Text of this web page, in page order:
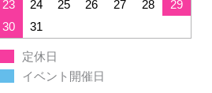
23
24 25 26 27 28
29
30
31
定休日
イベント開催日